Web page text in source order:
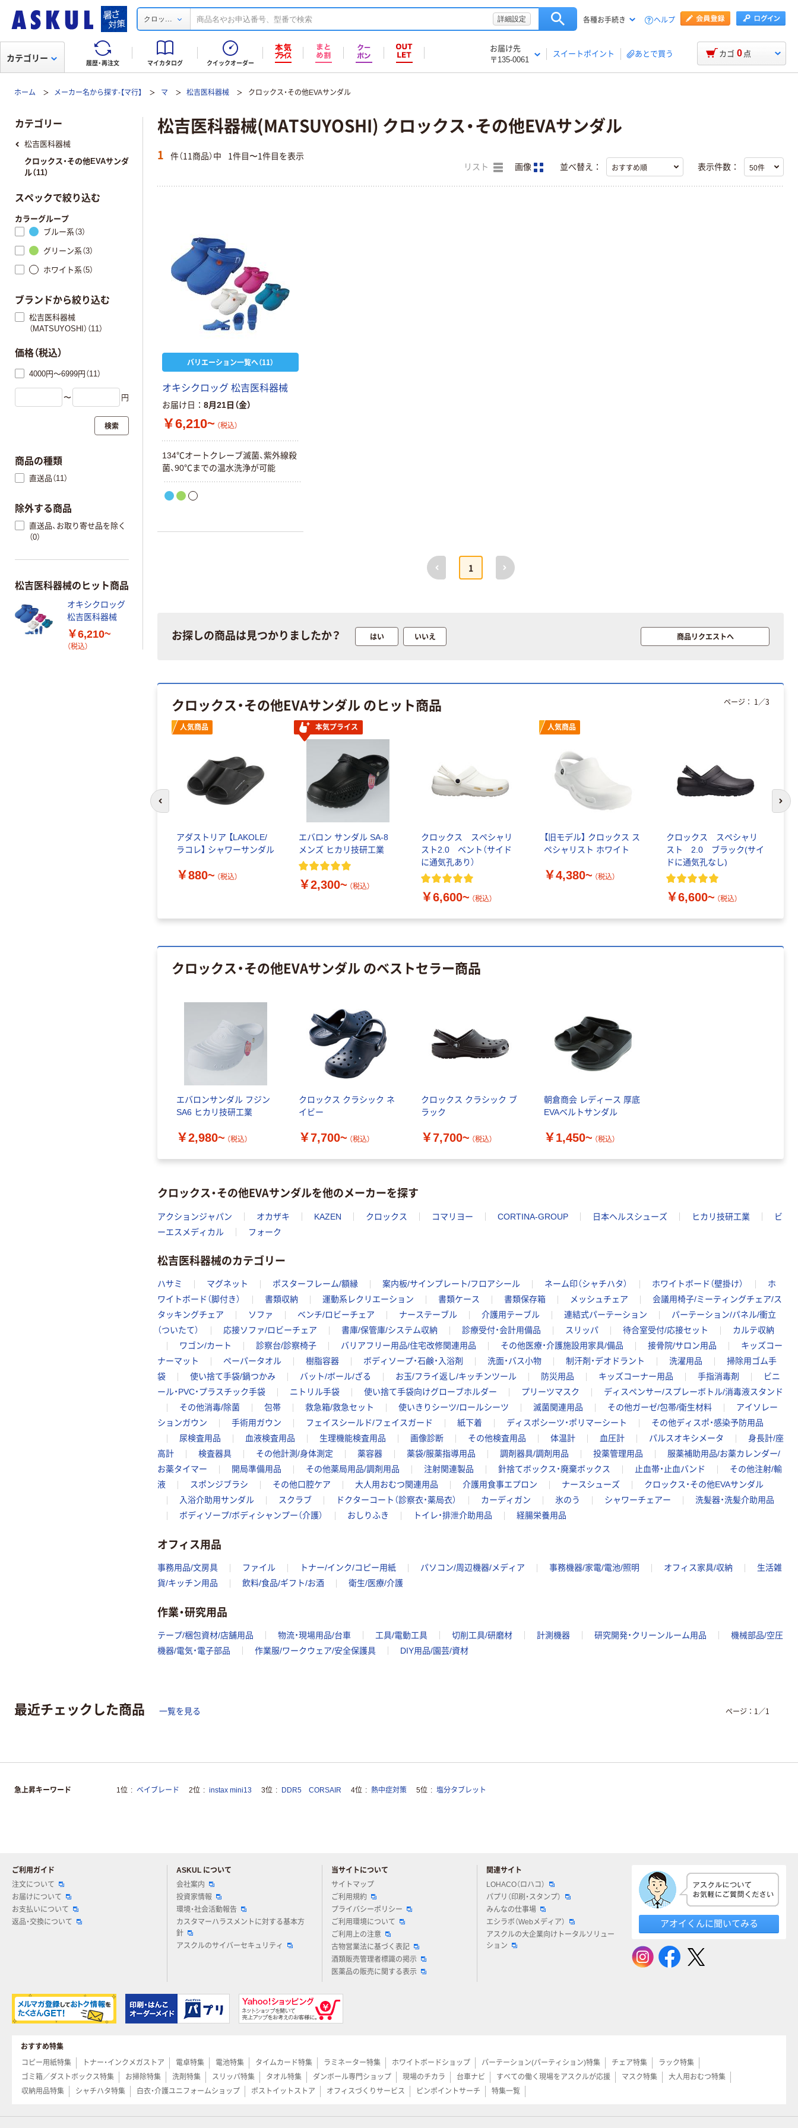
クロッ ... 詳細設定 各種お手続き ヘルプ
履歴・再注文 マイカタログ クイックオーダー
お届け先
〒135-0061
スイートポイント あとで買う
カテゴリー カゴ 0 点
ホーム メーカー名から探す-【マ行】 マ 松吉医科器械 クロックス・その他EVAサンダル
松吉医科器械(MATSUYOSHI) クロックス・その他EVAサンダル
1 件（11商品）中 1件目〜1件目を表示
リスト 画像 並べ替え： 表示件数：
バリエーション一覧へ（11）
オキシクロッグ 松吉医科器械
お届け日 8月21日（金）
￥6,210~ （税込）
134℃オートクレーブ滅菌、紫外線殺
菌、90℃までの温水洗浄が可能
前へ
1
次へ
お探しの商品は見つかりましたか？ はい いいえ 商品リクエストへ
クロックス・その他EVAサンダル のヒット商品
人気商品
アダストリア 【LAKOLE/
ラコレ】 シャワーサンダル
￥880~ （税込）
本気プライス
エバロン サンダル SA-8
メンズ ヒカリ技研工業
￥2,300~ （税込）
クロックス スペシャリ
スト2.0 ベント（サイド
に通気孔あり）
￥6,600~ （税込）
人気商品
【旧モデル】 クロックス ス
ペシャリスト ホワイト
￥4,380~ （税込）
クロックス スペシャリ
スト 2.0 ブラック(サイ
ドに通気孔なし)
￥6,600~ （税込）
ページ： 1 ／3
次
クロックス・その他EVAサンダル のベストセラー商品
エバロンサンダル フジン
SA6 ヒカリ技研工業
￥2,980~ （税込）
クロックス クラシック ネ
イビー
￥7,700~ （税込）
クロックス クラシック ブ
ラック
￥7,700~ （税込）
朝倉商会 レディース 厚底
EVAベルトサンダル
￥1,450~ （税込）
クロックス・その他EVAサンダルを他のメーカーを探す
アクションジャパン オカザキ KAZEN クロックス コマリヨー CORTINA-GROUP 日本ヘルスシューズ ヒカリ技研工業
ビ
ーエスメディカル
フォーク
松吉医科器械のカテゴリー
ハサミ マグネット ポスターフレーム/額縁 案内板/サインプレート/フロアシール ネーム印（シャチハタ） ホワイトボード（壁掛け）
ホ
ワイトボード（脚付き）
書類収納 運動系レクリエーション 書類ケース 書類保存箱 メッシュチェア
会議用椅子/ミーティングチェア/ス
タッキングチェア
ソファ ベンチ/ロビーチェア ナーステーブル 介護用テーブル 連結式パーテーション
パーテーション/パネル/衝立
（ついたて）
応接ソファ/ロビーチェア 書庫/保管庫/システム収納 診療受付・会計用備品 スリッパ 待合室受付/応接セット
カルテ収納
ワゴン/カート
診察台/診察椅子 バリアフリー用品/住宅改修関連用品 その他医療・介護施設用家具/備品 接骨院/サロン用品
キッズコー
ナーマット
ペーパータオル 樹脂容器 ボディソープ・石鹸・入浴剤 洗面・バス小物 制汗剤・デオドラント 洗濯用品
掃除用ゴム手
袋
使い捨て手袋/鍋つかみ バット/ボール/ざる お玉/フライ返し/キッチンツール 防災用品 キッズコーナー用品 手指消毒剤
ビニ
ール・PVC・プラスチック手袋
ニトリル手袋 使い捨て手袋向けグローブホルダー プリーツマスク
ディスペンサー/スプレーボトル/消毒液スタンド
その他消毒/除菌
包帯 救急箱/救急セット 使いきりシーツ/ロールシーツ 滅菌関連用品 その他ガーゼ/包帯/衛生材料
アイソレー
ションガウン
手術用ガウン フェイスシールド/フェイスガード 紙下着 ディスポシーツ・ポリマーシート
その他ディスポ・感染予防用品
尿検査用品
血液検査用品 生理機能検査用品 画像診断 その他検査用品 体温計 血圧計 パルスオキシメータ
身長計/座
高計
検査器具 その他計測/身体測定 薬容器 薬袋/服薬指導用品 調剤器具/調剤用品 投薬管理用品
服薬補助用品/お薬カレンダー/
お薬タイマー
開局準備用品 その他薬局用品/調剤用品 注射関連製品 針捨てボックス・廃棄ボックス 止血帯・止血バンド
その他注射/輸
液
スポンジブラシ その他口腔ケア 大人用おむつ関連用品 介護用食事エプロン ナースシューズ
クロックス・その他EVAサンダル
入浴介助用サンダル
スクラブ ドクターコート（診察衣・薬局衣） カーディガン 氷のう シャワーチェアー
洗髪器・洗髪介助用品
ボディソープ/ボディシャンプー（介護）
おしりふき トイレ・排泄介助用品 経腸栄養用品
オフィス用品
事務用品/文房具 ファイル トナー/インク/コピー用紙 パソコン/周辺機器/メディア 事務機器/家電/電池/照明 オフィス家具/収納
生活雑
貨/キッチン用品
飲料/食品/ギフト/お酒 衛生/医療/介護
作業・研究用品
テープ/梱包資材/店舗用品 物流・現場用品/台車 工具/電動工具 切削工具/研磨材 計測機器 研究開発・クリーンルーム用品
機械部品/空圧
機器/電気・電子部品
作業服/ワークウェア/安全保護具 DIY用品/園芸/資材
カテゴリー
松吉医科器械
クロックス・その他EVAサンダ
ル（11）
スペックで絞り込む
カラーグループ
ブルー系（3）
グリーン系（3）
ホワイト系（5）
ブランドから絞り込む
松吉医科器械
（MATSUYOSHI）（11）
価格（税込）
4000円～6999円（11）
〜 円
検索
商品の種類
直送品（11）
除外する商品
直送品、お取り寄せ品を除く
（0）
松吉医科器械のヒット商品
オキシクロッグ
松吉医科器械
￥6,210~
（税込）
最近チェックした商品 一覧を見る ページ： 1 ／1
急上昇キーワード 1位 ベイブレード 2位 instax mini13 3位 DDR5 CORSAIR 4位 熱中症対策 5位 塩分タブレット
ご利用ガイド
注文について
お届けについて
お支払いについて
返品・交換について
ASKUL について
会社案内
投資家情報
環境・社会活動報告
カスタマーハラスメントに対する基本方
針
アスクルのサイバーセキュリティ
当サイトについて
サイトマップ
ご利用規約
プライバシーポリシー
ご利用環境について
ご利用上の注意
古物営業法に基づく表記
酒類販売管理者標識の掲示
医薬品の販売に関する表示
関連サイト
LOHACO（ロハコ）
パプリ（印刷・スタンプ）
みんなの仕事場
エシラボ（Webメディア）
アスクルの大企業向けトータルソリュー
ション
アオイくんに聞いてみる
おすすめ特集
コピー用紙特集
トナー・インクメガストア 電卓特集 電池特集 タイムカード特集 ラミネーター特集 ホワイトボードショップ パーテーション(パーティション)特集 チェア特集
ラック特集
ゴミ箱／ダストボックス特集
お掃除特集 洗剤特集 スリッパ特集 タオル特集 ダンボール専門ショップ 現場のチカラ 台車ナビ すべての働く現場をアスクルが応援 マスク特集
大人用おむつ特集
収納用品特集
シャチハタ特集 白衣・介護ユニフォームショップ ポストイットストア オフィスづくりサービス ピンポイントサーチ 特集一覧